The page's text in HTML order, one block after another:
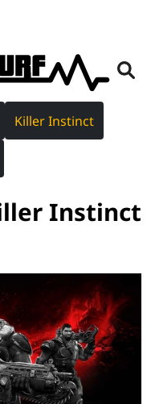
Killer Instinct
Instinct